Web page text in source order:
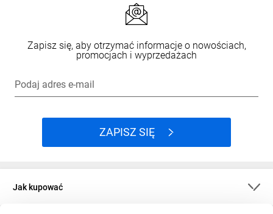
Zapisz się, aby otrzymać informacje o nowościach,
promocjach i wyprzedażach
Podaj adres e-mail
ZAPISZ SIĘ
Jak kupować